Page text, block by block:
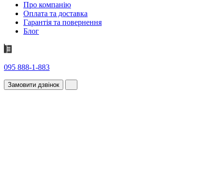
Про компанію
Оплата та доставка
Гарантія та повернення
Блог
095 888-1-883
Замовити дзвінок